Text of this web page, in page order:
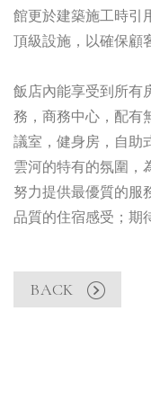
館更於建築施工時引
頂級設施，以確保顧
飯店內能享受到所有
務，商務中心，配有
議室，健身房，自助
雲河的特有的氛圍，
努力提供最優質的服
品質的住宿感受；期
BACK